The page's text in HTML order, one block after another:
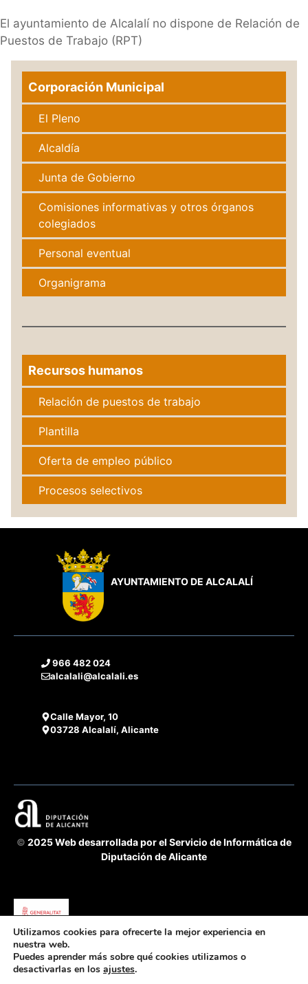
El ayuntamiento de Alcalalí no dispone de Relación de
Puestos de Trabajo (RPT)
Corporación Municipal
El Pleno
Alcaldía
Junta de Gobierno
Comisiones informativas y otros órganos
colegiados
Personal eventual
Organigrama
Recursos humanos
Relación de puestos de trabajo
Plantilla
Oferta de empleo público
Procesos selectivos
AYUNTAMIENTO DE ALCALALÍ
966 482 024
alcalali@alcalali.es
Calle Mayor, 10
03728 Alcalalí, Alicante
© 2025 Web desarrollada por el Servicio de Informática de
Diputación de Alicante
Acuerdo Cooperación 2025 GVA-Diputación Alicante -
fomento de la transparencia y buen gobierno
Servicio de Transparencia, BOP e Imprenta
Utilizamos cookies para ofrecerte la mejor experiencia en
nuestra web.
Puedes aprender más sobre qué cookies utilizamos o
desactivarlas en los ajustes.